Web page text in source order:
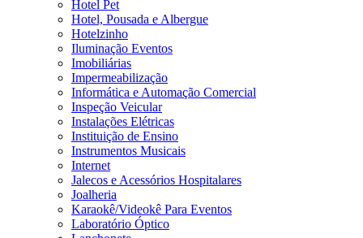
Hotel Pet
Hotel, Pousada e Albergue
Hotelzinho
Iluminação Eventos
Imobiliárias
Impermeabilização
Informática e Automação Comercial
Inspeção Veicular
Instalações Elétricas
Instituição de Ensino
Instrumentos Musicais
Internet
Jalecos e Acessórios Hospitalares
Joalheria
Karaokê/Videokê Para Eventos
Laboratório Óptico